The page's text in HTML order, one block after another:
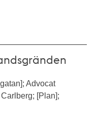
Advocat
[Plan];